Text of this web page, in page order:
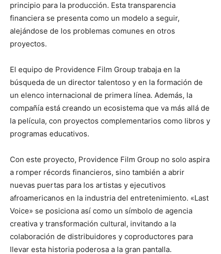
principio para la producción. Esta transparencia
financiera se presenta como un modelo a seguir,
alejándose de los problemas comunes en otros
proyectos.
El equipo de Providence Film Group trabaja en la
búsqueda de un director talentoso y en la formación de
un elenco internacional de primera línea. Además, la
compañía está creando un ecosistema que va más allá de
la película, con proyectos complementarios como libros y
programas educativos.
Con este proyecto, Providence Film Group no solo aspira
a romper récords financieros, sino también a abrir
nuevas puertas para los artistas y ejecutivos
afroamericanos en la industria del entretenimiento. «Last
Voice» se posiciona así como un símbolo de agencia
creativa y transformación cultural, invitando a la
colaboración de distribuidores y coproductores para
llevar esta historia poderosa a la gran pantalla.